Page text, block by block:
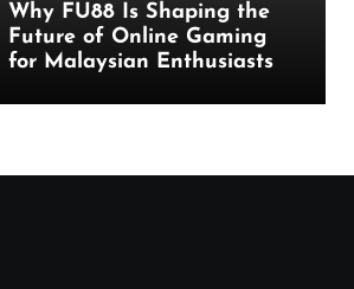
Why FU88 Is Shaping the
Future of Online Gaming
for Malaysian Enthusiasts